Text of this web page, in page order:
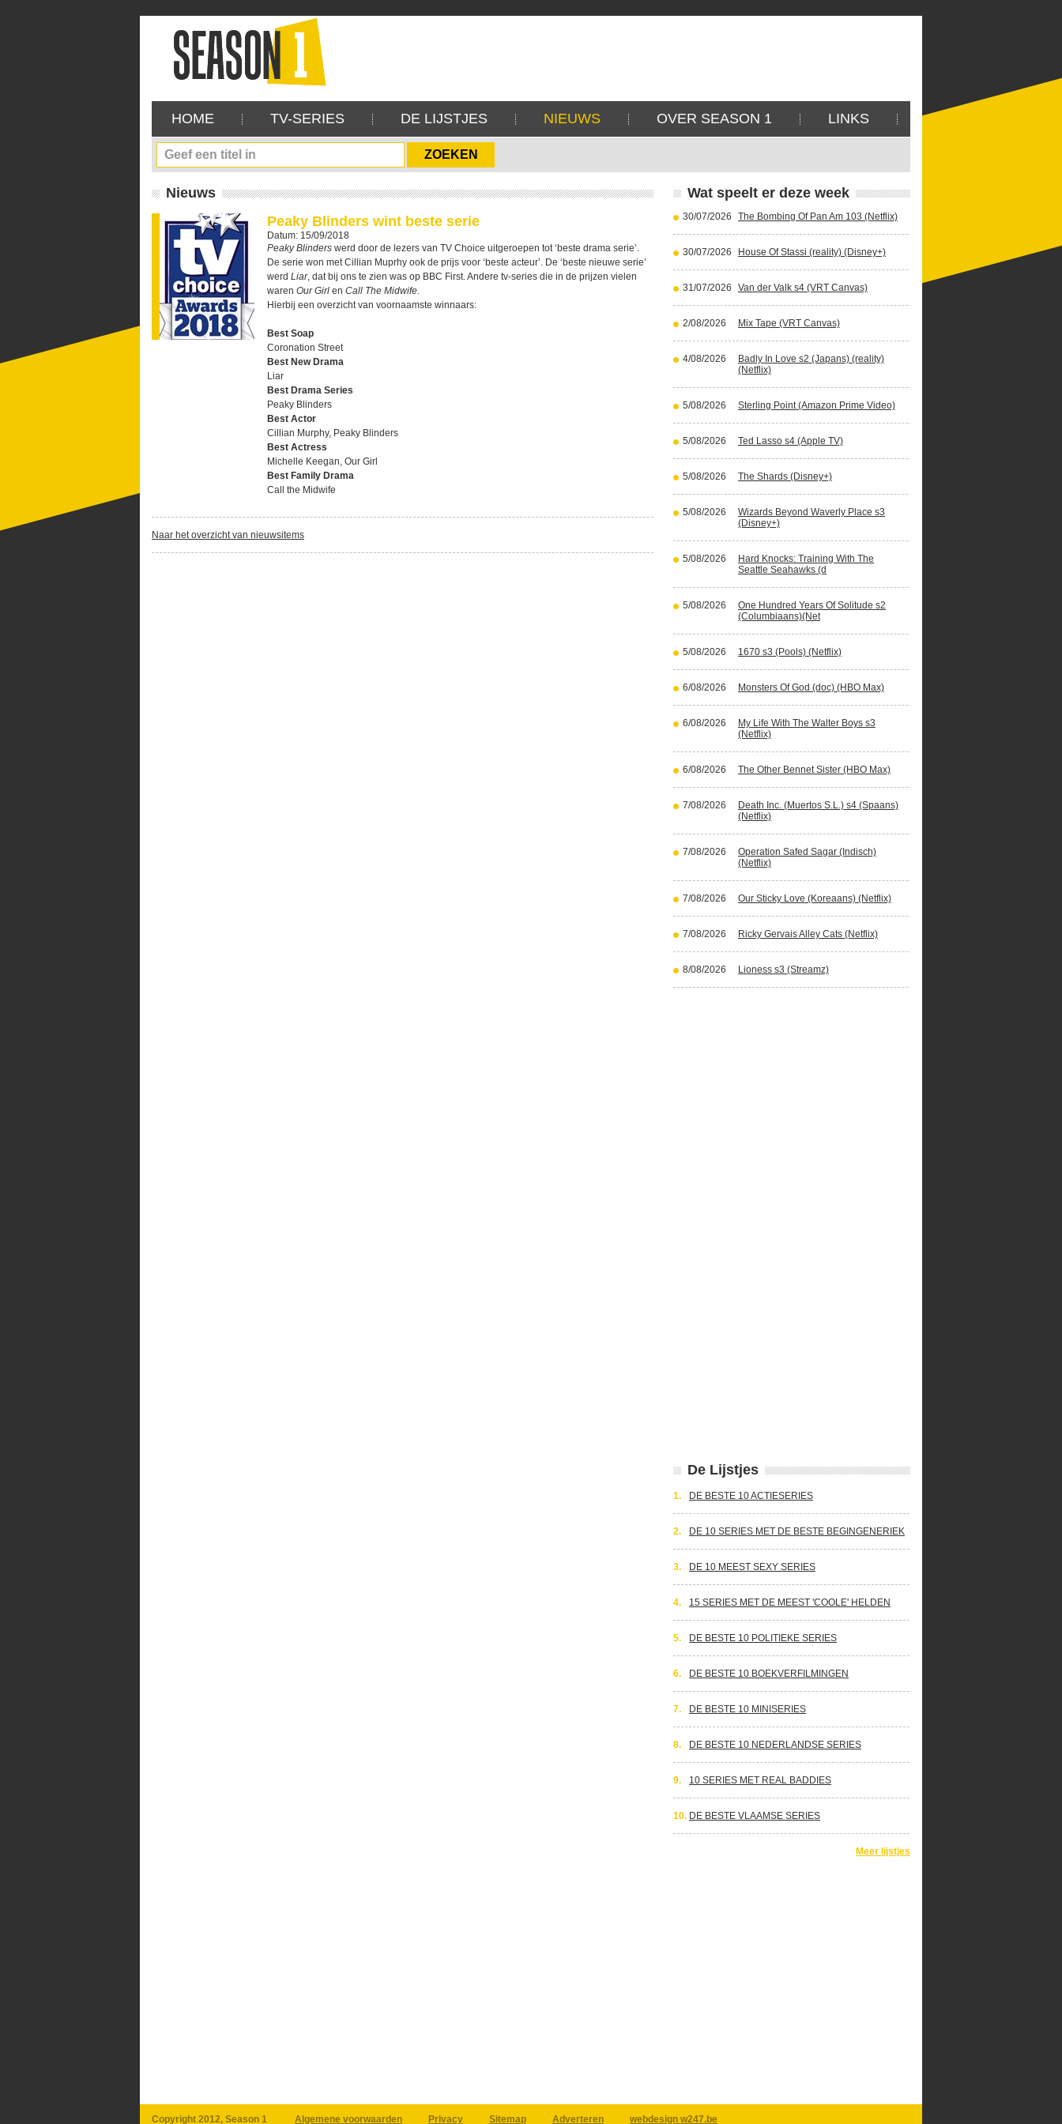
HOME TV-SERIES DE LIJSTJES NIEUWS OVER SEASON 1 LINKS
Nieuws
Peaky Blinders wint beste serie
Datum: 15/09/2018
Peaky Blinders werd door de lezers van TV Choice uitgeroepen tot ‘beste drama serie’.
De serie won met Cillian Muprhy ook de prijs voor ‘beste acteur’. De ‘beste nieuwe serie’
werd Liar, dat bij ons te zien was op BBC First. Andere tv-series die in de prijzen vielen
waren Our Girl en Call The Midwife.
Hierbij een overzicht van voornaamste winnaars:
Best Soap
Coronation Street
Best New Drama
Liar
Best Drama Series
Peaky Blinders
Best Actor
Cillian Murphy, Peaky Blinders
Best Actress
Michelle Keegan, Our Girl
Best Family Drama
Call the Midwife
Naar het overzicht van nieuwsitems
Wat speelt er deze week
30/07/2026 The Bombing Of Pan Am 103 (Netflix)
30/07/2026 House Of Stassi (reality) (Disney+)
31/07/2026 Van der Valk s4 (VRT Canvas)
2/08/2026 Mix Tape (VRT Canvas)
4/08/2026
Badly In Love s2 (Japans) (reality)
(Netflix)
5/08/2026 Sterling Point (Amazon Prime Video)
5/08/2026 Ted Lasso s4 (Apple TV)
5/08/2026 The Shards (Disney+)
5/08/2026
Wizards Beyond Waverly Place s3
(Disney+)
5/08/2026
Hard Knocks: Training With The
Seattle Seahawks (d
5/08/2026
One Hundred Years Of Solitude s2
(Columbiaans)(Net
5/08/2026 1670 s3 (Pools) (Netflix)
6/08/2026 Monsters Of God (doc) (HBO Max)
6/08/2026
My Life With The Walter Boys s3
(Netflix)
6/08/2026 The Other Bennet Sister (HBO Max)
7/08/2026
Death Inc. (Muertos S.L.) s4 (Spaans)
(Netflix)
7/08/2026
Operation Safed Sagar (Indisch)
(Netflix)
7/08/2026 Our Sticky Love (Koreaans) (Netflix)
7/08/2026 Ricky Gervais Alley Cats (Netflix)
8/08/2026 Lioness s3 (Streamz)
De Lijstjes
1. DE BESTE 10 ACTIESERIES
2. DE 10 SERIES MET DE BESTE BEGINGENERIEK
3. DE 10 MEEST SEXY SERIES
4. 15 SERIES MET DE MEEST 'COOLE' HELDEN
5. DE BESTE 10 POLITIEKE SERIES
6. DE BESTE 10 BOEKVERFILMINGEN
7. DE BESTE 10 MINISERIES
8. DE BESTE 10 NEDERLANDSE SERIES
9. 10 SERIES MET REAL BADDIES
10. DE BESTE VLAAMSE SERIES
Meer lijstjes
Copyright 2012, Season 1 Algemene voorwaarden Privacy Sitemap Adverteren webdesign w247.be